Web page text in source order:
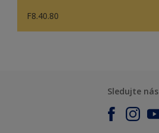
F8.40.80
Sledujte nás